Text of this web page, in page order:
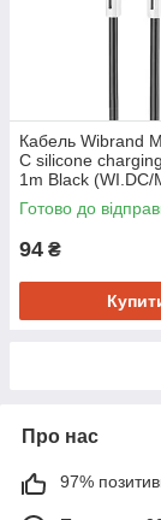
Кабель Wibrand
C silicone
1m Black (WI.DC/
Готово до
94 ₴
Про нас
97%